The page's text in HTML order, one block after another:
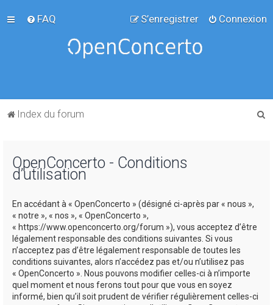
FAQ Connexion
S’enregistrer
Index du forum
OpenConcerto - Conditions
d’utilisation
En accédant à « OpenConcerto » (désigné ci-après par « nous »,
« notre », « nos », « OpenConcerto »,
« https://www.openconcerto.org/forum »), vous acceptez d’être
légalement responsable des conditions suivantes. Si vous
n’acceptez pas d’être légalement responsable de toutes les
conditions suivantes, alors n’accédez pas et/ou n’utilisez pas
« OpenConcerto ». Nous pouvons modifier celles-ci à n’importe
quel moment et nous ferons tout pour que vous en soyez
informé, bien qu’il soit prudent de vérifier régulièrement celles-ci